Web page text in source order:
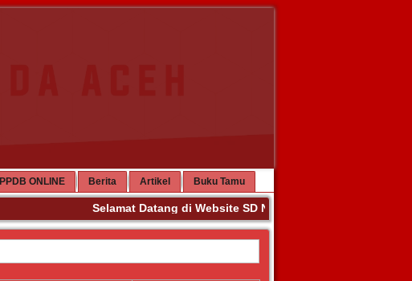
PPDB ONLINE Berita Artikel Buku Tamu
Selamat Datang di Website SD Negeri 63 Banda Aceh.